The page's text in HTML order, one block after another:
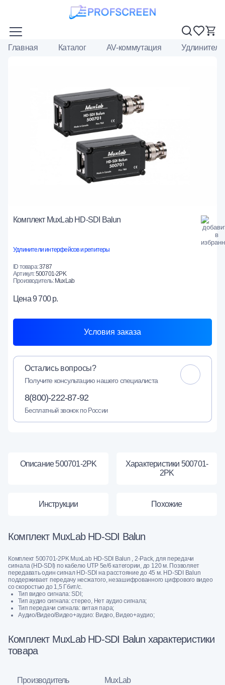
Главная Каталог AV-коммутация
Комплект MuxLab HD-SDI Balun
Удлинители интерфейсов и репитеры
ID товара:3787
Артикул:500701-2PK
Производитель:MuxLab
Цена9 700 р.
Условия заказа
Остались вопросы?
Получите консультацию нашего специалиста
8(800)-222-87-92
Бесплатный звонок по России
Описание 500701-2PK
Характеристики 500701-
2PK
Инструкции Похожие
Комплект MuxLab HD-SDI Balun
Комплект 500701-2PK MuxLab HD-SDI Balun , 2-Pack, для передачи
сигнала (HD-SDI) по кабелю UTP 5е/6 категории, до 120 м. Позволяет
передавать один сигнал HD-SDI на расстояние до 45 м. HD-SDI Balun
поддерживает передачу несжатого, незашифрованного цифрового видео
со скоростью до 1,5 Гбит/с.
Тип видео сигнала: SDI;
Тип аудио сигнала: стерео, Нет аудио сигнала;
Тип передачи сигнала: витая пара;
Аудио/Видео/Видео+аудио: Видео, Видео+аудио;
Комплект MuxLab HD-SDI Balun характеристики
товара
Производитель MuxLab